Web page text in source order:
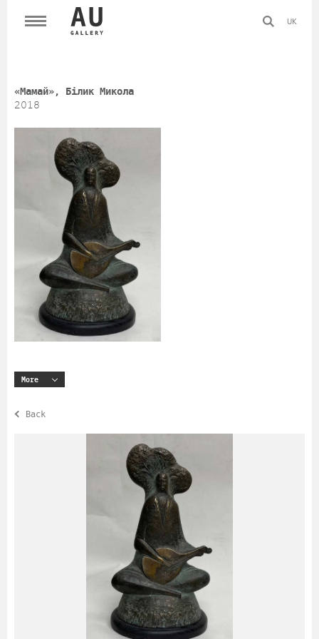
UK
«Мамай», Білик Микола
2018
More
Back